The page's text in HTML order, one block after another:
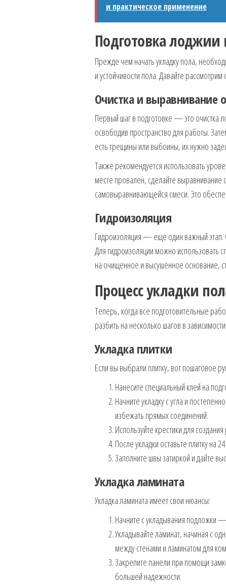
и практическое применение
Подготовка лоджии
Прежде чем начать укладку пола,
и устойчивости пола. Давайте
Очистка и выравнивание
Первый шаг в подготовке — это
освободив пространство для работы.
есть трещины или выбоины, их нужно
Также рекомендуется использовать
месте провален, сделайте
самовыравнивающейся смеси. Это
Гидроизоляция
Гидроизоляция — еще один важный этап.
Для гидроизоляции можно использовать
на очищенное и высушенное основание,
Процесс укладки
Теперь, когда все подготовительные
разбить на несколько шагов в
Укладка плитки
Если вы выбрали плитку, вот пошаговое
Нанесите специальный клей на
Начните укладку с угла и
избежать прямых соединений.
Используйте крестики для
После укладки оставьте плитку на
Заполните швы затиркой и дайте
Укладка ламината
Укладка ламината имеет свои нюансы:
Начните с укладывания подложки
Укладывайте ламинат, начиная с
между стенами и ламинатом для
Закрепите панели при помощи
большей надежности.